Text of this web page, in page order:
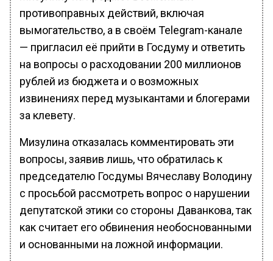
противоправных действий, включая
вымогательство, а в своём Telegram-канале
— пригласил её прийти в Госдуму и ответить
на вопросы о расходовании 200 миллионов
рублей из бюджета и о возможных
извинениях перед музыкантами и блогерами
за клевету.
Мизулина отказалась комментировать эти
вопросы, заявив лишь, что обратилась к
председателю Госдумы Вячеславу Володину
с просьбой рассмотреть вопрос о нарушении
депутатской этики со стороны Даванкова, так
как считает его обвинения необоснованными
и основанными на ложной информации.